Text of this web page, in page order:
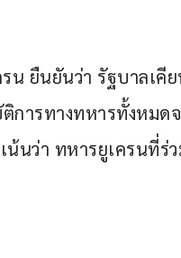
น ยืนยันว่า รัฐบาลเคี
การทางทหารทั้งหมด
ว่า ทหารยูเครนที่ร่